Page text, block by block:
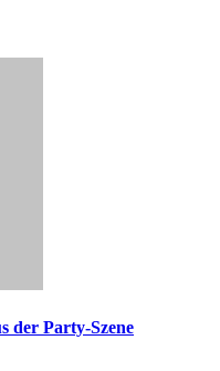
der Party-Szene